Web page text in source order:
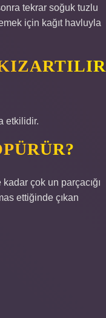
tekrar soğuk tuzlu
için kağıt havluyla
etkilidir.
çok un parçacığı
ettiğinde çıkan